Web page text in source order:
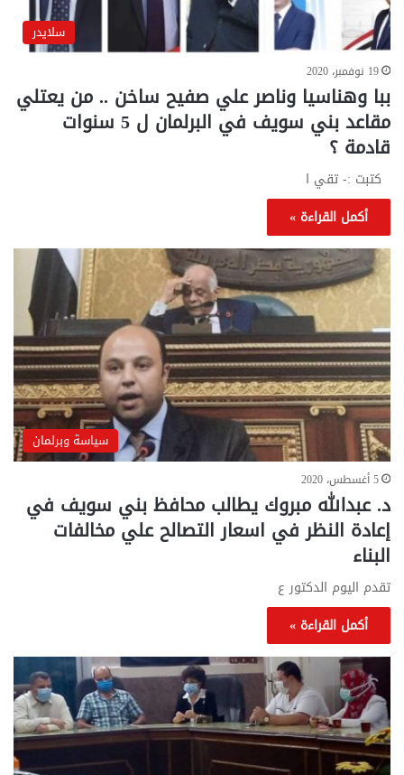
سلايدر
19 نوفمبر، 2020
ببا وهناسيا وناصر علي صفيح ساخن .. من يعتلي
مقاعد بني سويف في البرلمان ل 5 سنوات
قادمة ؟
كتبت :- تقي ا
أكمل القراءة »
سياسة وبرلمان
5 أغسطس، 2020
د. عبدالله مبروك يطالب محافظ بني سويف في
إعادة النظر في اسعار التصالح علي مخالفات
البناء
تقدم اليوم الدكتور ع
أكمل القراءة »